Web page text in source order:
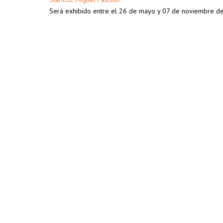
Será exhibido entre el ​26 de mayo y 0​7 de noviembre